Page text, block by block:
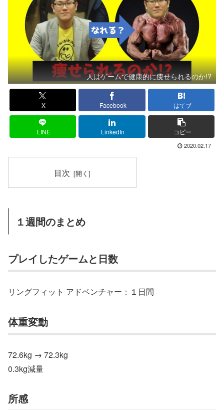
人はゲームで健康的に痩せられるのか!?
X Facebook はてブ
LINE LinkedIn コピー
2020.02.17
目次
１週間のまとめ
プレイしたゲームと日数
リングフィット アドベンチャー：１日間
体重変動
72.6kg → 72.3kg
0.3kg減量
所感